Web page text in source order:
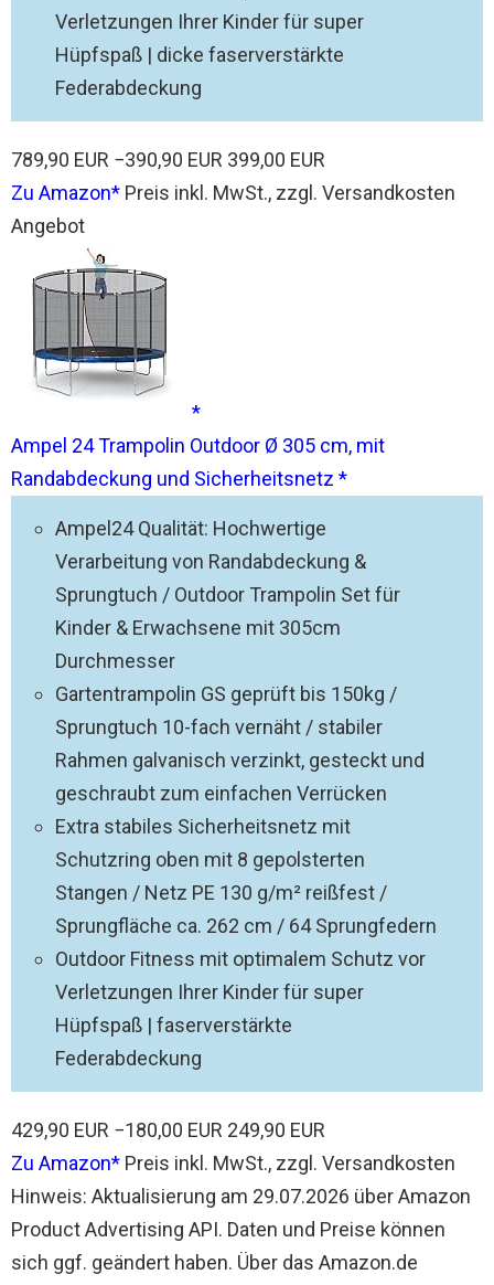
Verletzungen Ihrer Kinder für super
Hüpfspaß | dicke faserverstärkte
Federabdeckung
789,90 EUR −390,90 EUR 399,00 EUR
Zu Amazon
Preis inkl. MwSt., zzgl. Versandkosten
Angebot
Ampel 24 Trampolin Outdoor Ø 305 cm, mit
Randabdeckung und Sicherheitsnetz
Ampel24 Qualität: Hochwertige
Verarbeitung von Randabdeckung &
Sprungtuch / Outdoor Trampolin Set für
Kinder & Erwachsene mit 305cm
Durchmesser
Gartentrampolin GS geprüft bis 150kg /
Sprungtuch 10-fach vernäht / stabiler
Rahmen galvanisch verzinkt, gesteckt und
geschraubt zum einfachen Verrücken
Extra stabiles Sicherheitsnetz mit
Schutzring oben mit 8 gepolsterten
Stangen / Netz PE 130 g/m² reißfest /
Sprungfläche ca. 262 cm / 64 Sprungfedern
Outdoor Fitness mit optimalem Schutz vor
Verletzungen Ihrer Kinder für super
Hüpfspaß | faserverstärkte
Federabdeckung
429,90 EUR −180,00 EUR 249,90 EUR
Zu Amazon
Preis inkl. MwSt., zzgl. Versandkosten
Hinweis: Aktualisierung am 29.07.2026 über Amazon
Product Advertising API. Daten und Preise können
sich ggf. geändert haben. Über das Amazon.de